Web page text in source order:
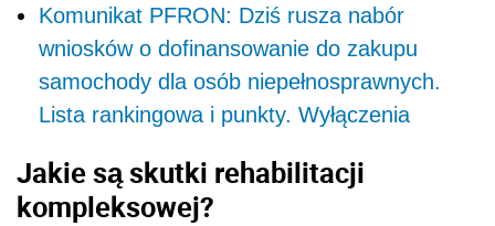
Komunikat PFRON: Dziś rusza nabór
wniosków o dofinansowanie do zakupu
samochody dla osób niepełnosprawnych.
Lista rankingowa i punkty. Wyłączenia
Jakie są skutki rehabilitacji
kompleksowej?